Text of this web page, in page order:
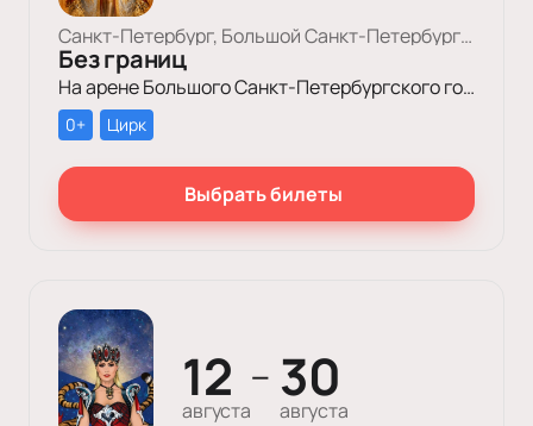
Санкт-Петербург, Большой Cанкт-Петербургский Государственный Цирк
Без границ
На арене Большого Санкт-Петербургского государственного цирка пройдет уникальное цирковое шоу «Без границ»!
0+ Цирк
Выбрать билеты
12
августа
— 30
августа